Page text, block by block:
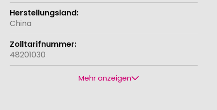
China
48201030
Mehr anzeigen